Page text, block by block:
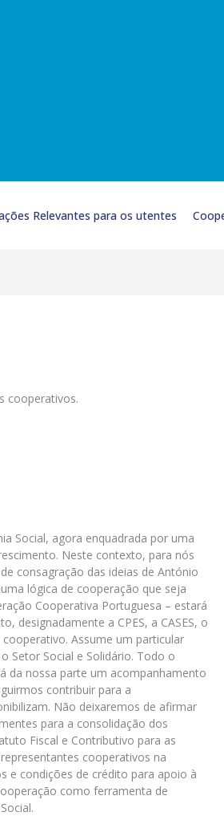
Relevantes para os utentes
cooperativos.
Social, agora enquadrada por uma
Neste contexto, para nós
consagração das ideias de António
lógica de cooperação que seja
Cooperativa Portuguesa – estará
designadamente a CPES, a CASES, o
Assume um particular
Setor Social e Solidário. Todo o
da nossa parte um acompanhamento
contribuir para a
Não deixaremos de afirmar
para a consolidação dos
Fiscal e Contributivo para as
cooperativos na
e condições de crédito para apoio à
como ferramenta de